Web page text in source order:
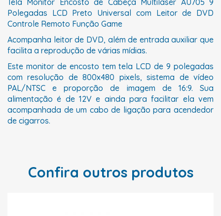
Tela Monitor Encosto de Cabeça Multilaser AU705 9
Polegadas LCD Preto Universal com Leitor de DVD
Controle Remoto Função Game
Acompanha leitor de DVD, além de entrada auxiliar que
facilita a reprodução de várias mídias.
Este monitor de encosto tem tela LCD de 9 polegadas
com resolução de 800x480 pixels, sistema de vídeo
PAL/NTSC e proporção de imagem de 16:9. Sua
alimentação é de 12V e ainda para facilitar ela vem
acompanhada de um cabo de ligação para acendedor
de cigarros.
Confira outros produtos